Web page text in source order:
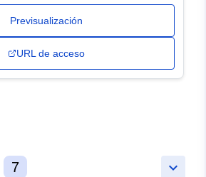
Previsualización
URL de acceso
keyboard_arrow_down
7